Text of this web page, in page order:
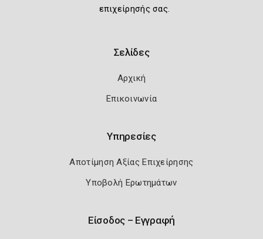
επιχείρησής σας.
Σελίδες
Αρχική
Επικοινωνία
Υπηρεσίες
Αποτίμηση Αξίας Επιχείρησης
Υποβολή Ερωτημάτων
Είσοδος – Εγγραφή